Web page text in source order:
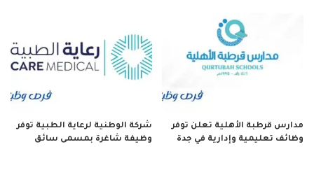
مدارس قرطبة الأهلية تعلن توفر
وظائف تعليمية وإدارية في جدة
شركة الوطنية لرعاية الطبية توفر
وظيفة شاغرة بمسمى سائق